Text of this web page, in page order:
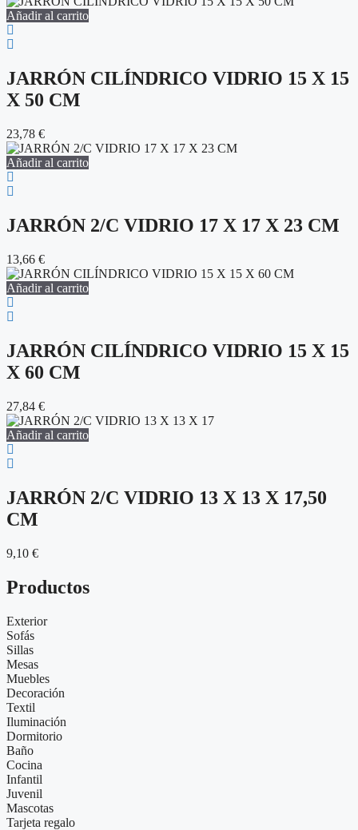
Añadir al carrito
JARRÓN CILÍNDRICO VIDRIO 15 X 15
X 50 CM
23,78 €
Añadir al carrito
JARRÓN 2/C VIDRIO 17 X 17 X 23 CM
13,66 €
Añadir al carrito
JARRÓN CILÍNDRICO VIDRIO 15 X 15
X 60 CM
27,84 €
Añadir al carrito
JARRÓN 2/C VIDRIO 13 X 13 X 17,50
CM
9,10 €
Productos
Exterior
Sofás
Sillas
Mesas
Muebles
Decoración
Textil
Iluminación
Dormitorio
Baño
Cocina
Infantil
Juvenil
Mascotas
Tarjeta regalo